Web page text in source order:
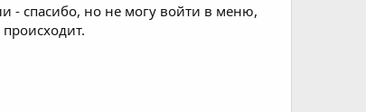
- спасибо, но не могу войти в меню,